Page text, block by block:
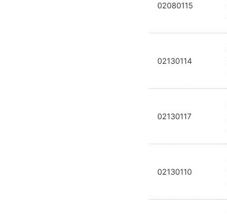
02080115
02130114
02130117
02130110